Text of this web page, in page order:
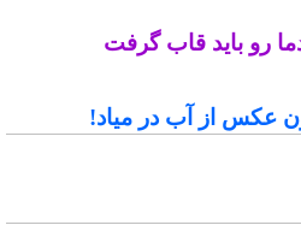
رو باید قاب گرفت
عکس از آب در میاد!